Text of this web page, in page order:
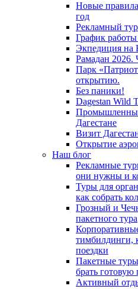
Новые
год
Рекламный
График
Экпедиция на
Рамадан 2026.
Парк
открытию.
Без паники!
Dagestan Wild
Дагестане
Визит
Открытие
Наш блог
Рекламные
они нужны и
Туры для
как собрать
Грозный и
пакетного тура
тимбилдинги,
поездки
Пакетные
брать готовую
Активный